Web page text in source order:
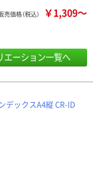
売価格（税込） ￥1,309～
エーション一覧へ
デックスA4縦 CR-ID